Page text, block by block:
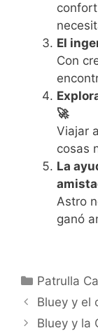
El
Con
🚀
Viajar
cosas
La
Astro
ganó
Categorías
Patrulla
Bluey y el
Bluey y la